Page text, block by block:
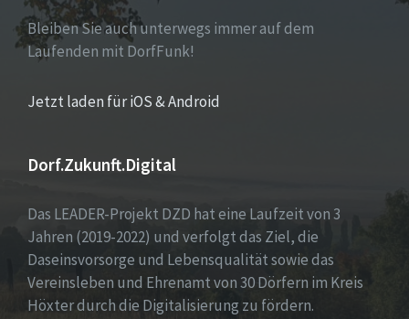
Bleiben Sie auch unterwegs immer auf dem
Laufenden mit DorfFunk!
Jetzt laden für iOS & Android
Dorf.Zukunft.Digital
Das LEADER-Projekt DZD hat eine Laufzeit von 3
Jahren (2019-2022) und verfolgt das Ziel, die
Daseinsvorsorge und Lebensqualität sowie das
Vereinsleben und Ehrenamt von 30 Dörfern im Kreis
Höxter durch die Digitalisierung zu fördern.